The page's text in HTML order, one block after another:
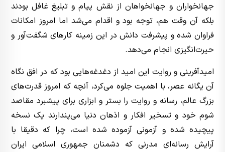
جهانخواران و جهانخواهان از نقش پیام و تبلیغ غافل بودند
بلکه آن وقت هم، توجه بود و اقدام می‌شد اما امروز امکانات
فراوان شده و پیشرفت دانش در این زمینه کارهای شگفت‌آور و
حیرت‌انگیزی انجام می‌دهد.
امیدآفرینی و روایت این امید از دغدغه‌هایی بود که در افق نگاه
آن یگانه‌ عصر، با اهمیت جلوه می‌کرد، آنچه که امروز قدرت‌های
بزرگ عالم، رسانه و روایت را بستر و ابزاری برای پیشبرد مقاصد
شوم خود و تسخیر افکار و اذهان دنیا می‌پندارند یک نسخه‌
پیچیده شده و آزمونی آزموده شده است، چرا که دقیقا با
آرایش رسانه‌ای مدرنی که دشمنان جمهوری اسلامی ایران